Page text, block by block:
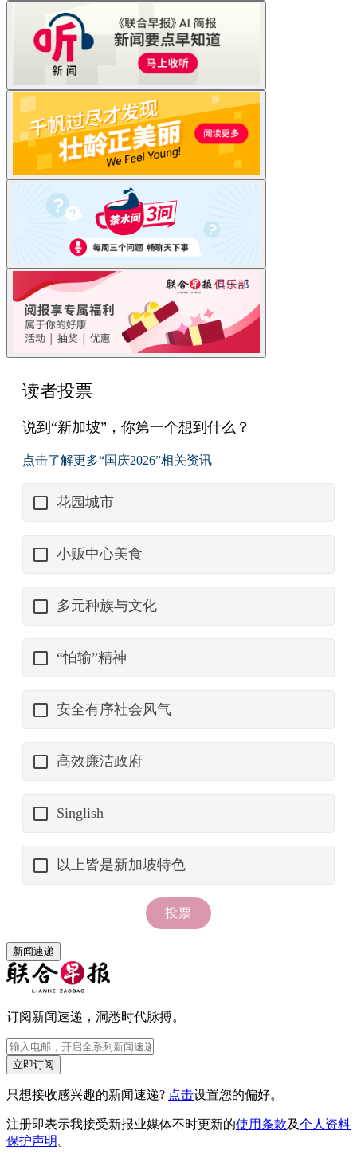
新闻速递
订阅新闻速递，洞悉时代脉搏。
立即订阅
只想接收感兴趣的新闻速递? 点击设置您的偏好。
注册即表示我接受新报业媒体不时更新的使用条款及个人资料
保护声明 。